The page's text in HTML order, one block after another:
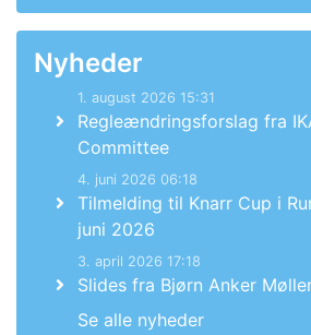
Nyheder
1. august 2026 15:31
Regleændringsforslag fra
Committee
4. juni 2026 06:18
Tilmelding til Knarr Cup i
juni 2026
3. april 2026 17:18
Slides fra Bjørn Anker
Se alle nyheder